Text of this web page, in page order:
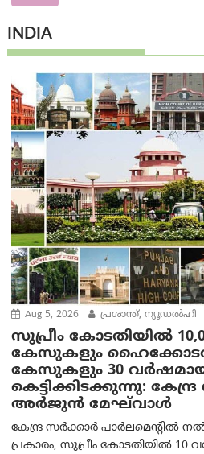
INDIA
Aug 5, 2026 പ്രശാന്ത്, ന്യൂഡല്‍ഹി
സുപ്രീം കോടതിയിൽ
കേസുകളും
കേസുകളും 30
കെട്ടിക്കിടക്കുന്നു: കേന്ദ്ര
അര്‍ജുന്‍ മേഘ്‌വാള്‍
കേന്ദ്ര സർക്കാർ
പ്രകാരം, സുപ്രീം കോടതിയിൽ 10